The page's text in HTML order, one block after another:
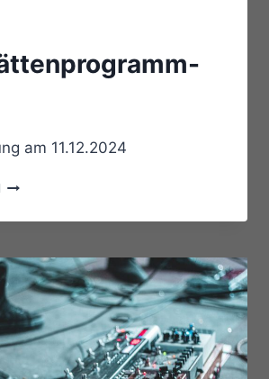
am 11.12.2024
SPIELSTÄTTENPROGRAMM-